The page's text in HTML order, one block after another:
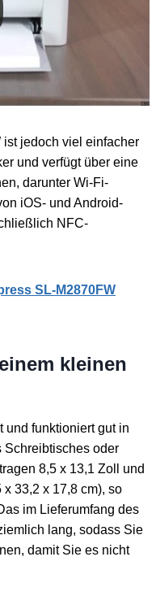
jedoch viel einfacher
und verfügt über eine
darunter Wi-Fi-
iOS- und Android-
NFC-
SL-M2870FW
kleinen
und funktioniert gut in
Schreibtisches oder
8,5 x 13,1 Zoll und
33,2 x 17,8 cm), so
im Lieferumfang des
lang, sodass Sie
damit Sie es nicht